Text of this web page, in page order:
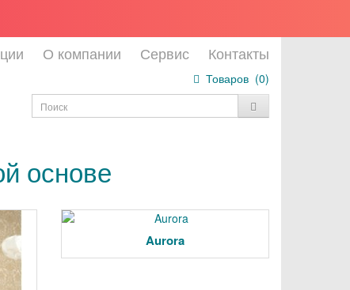
О компании Сервис Контакты
Товаров (0)
основе
Aurora